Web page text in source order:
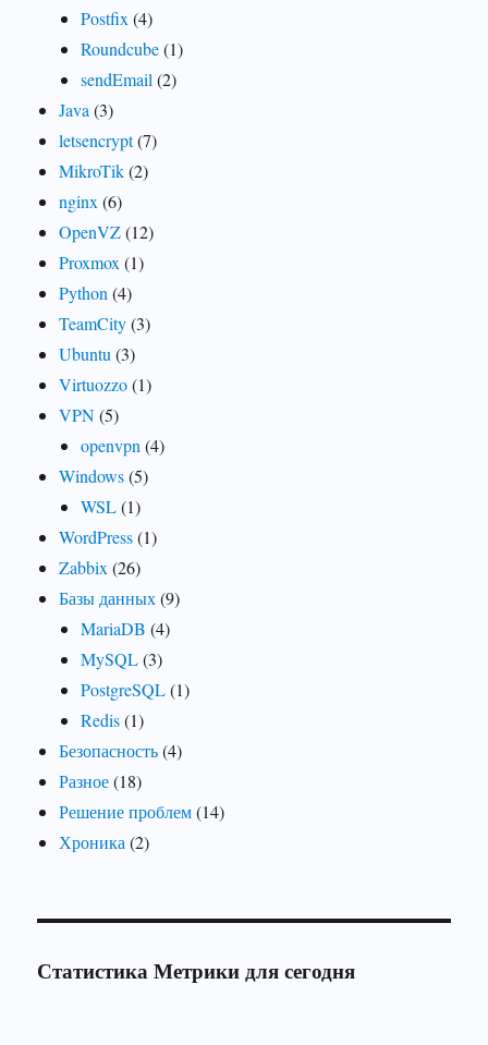
Postfix (4)
Roundcube(1)
sendEmail (2)
Java (3)
letsencrypt(7)
MikroTik(2)
nginx (6)
OpenVZ(12)
Proxmox (1)
Python (4)
TeamCity(3)
Ubuntu (3)
Virtuozzo(1)
VPN(5)
openvpn (4)
Windows(5)
WSL(1)
WordPress(1)
Zabbix (26)
Базы данных(9)
MariaDB (4)
MySQL(3)
PostgreSQL(1)
Redis(1)
Безопасность(4)
Разное(18)
Решение проблем(14)
Хроника (2)
Статистика Метрики для сегодня